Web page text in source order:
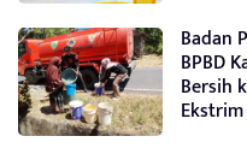
Badan
BPBD
Bersih